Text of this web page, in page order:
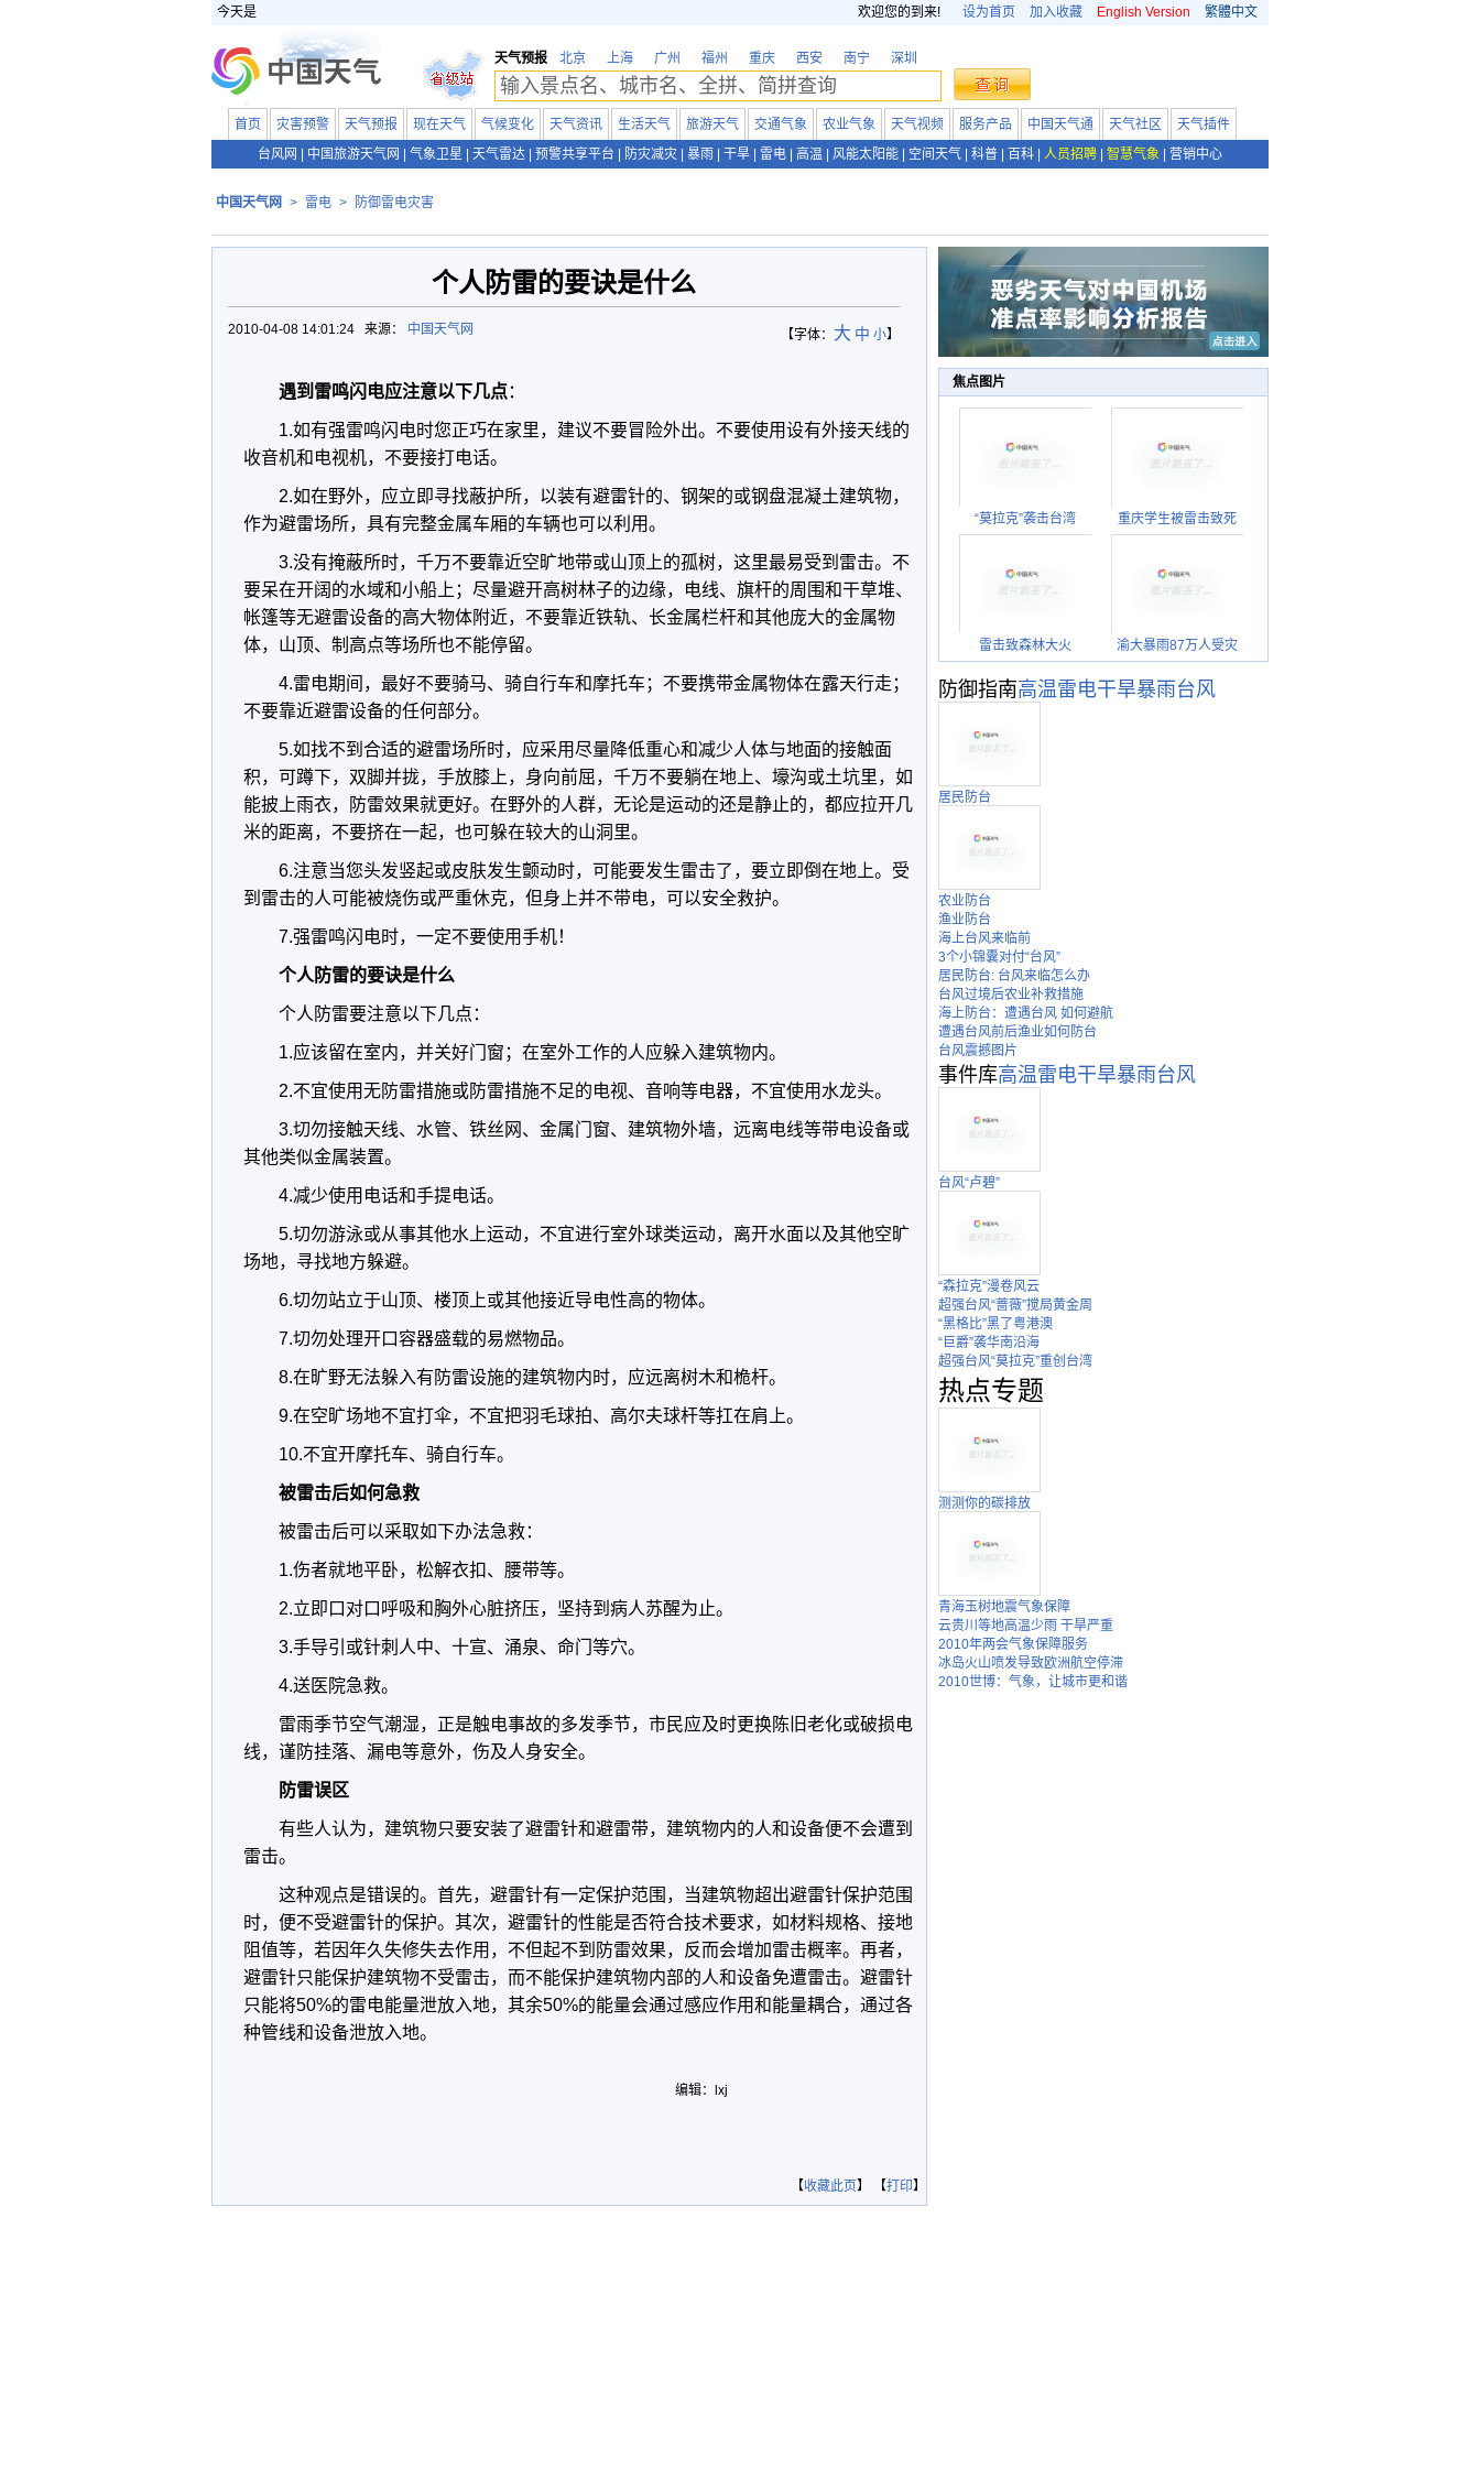
今天是 欢迎您的到来! 设为首页 加入收藏 English Version 繁體中文
天气预报 北京 上海 广州 福州 重庆 西安 南宁 深圳
首页 灾害预警 天气预报 现在天气 气候变化 天气资讯 生活天气 旅游天气 交通气象 农业气象 天气视频 服务产品 中国天气通 天气社区
天气插件
台风网
中国旅游天气网 气象卫星 天气雷达 预警共享平台 防灾减灾 暴雨 干旱 雷电 高温 风能太阳能 空间天气 科普 百科 人员招聘 智慧气象 营销中心
中国天气网 > 雷电 > 防御雷电灾害
个人防雷的要诀是什么
【字体： 大 中 小】
2010-04-08 14:01:24 来源： 中国天气网
遇到雷鸣闪电应注意以下几点：
1.如有强雷鸣闪电时您正巧在家里，建议不要冒险外出。不要使用设有外接天线的
收音机和电视机，不要接打电话。
2.如在野外，应立即寻找蔽护所，以装有避雷针的、钢架的或钢盘混凝土建筑物，
作为避雷场所，具有完整金属车厢的车辆也可以利用。
3.没有掩蔽所时，千万不要靠近空旷地带或山顶上的孤树，这里最易受到雷击。不
要呆在开阔的水域和小船上；尽量避开高树林子的边缘，电线、旗杆的周围和干草堆、
帐篷等无避雷设备的高大物体附近，不要靠近铁轨、长金属栏杆和其他庞大的金属物
体，山顶、制高点等场所也不能停留。
4.雷电期间，最好不要骑马、骑自行车和摩托车；不要携带金属物体在露天行走；
不要靠近避雷设备的任何部分。
5.如找不到合适的避雷场所时，应采用尽量降低重心和减少人体与地面的接触面
积，可蹲下，双脚并拢，手放膝上，身向前屈，千万不要躺在地上、壕沟或土坑里，如
能披上雨衣，防雷效果就更好。在野外的人群，无论是运动的还是静止的，都应拉开几
米的距离，不要挤在一起，也可躲在较大的山洞里。
6.注意当您头发竖起或皮肤发生颤动时，可能要发生雷击了，要立即倒在地上。受
到雷击的人可能被烧伤或严重休克，但身上并不带电，可以安全救护。
7.强雷鸣闪电时，一定不要使用手机！
个人防雷的要诀是什么
个人防雷要注意以下几点：
1.应该留在室内，并关好门窗；在室外工作的人应躲入建筑物内。
2.不宜使用无防雷措施或防雷措施不足的电视、音响等电器，不宜使用水龙头。
3.切勿接触天线、水管、铁丝网、金属门窗、建筑物外墙，远离电线等带电设备或
其他类似金属装置。
4.减少使用电话和手提电话。
5.切勿游泳或从事其他水上运动，不宜进行室外球类运动，离开水面以及其他空旷
场地，寻找地方躲避。
6.切勿站立于山顶、楼顶上或其他接近导电性高的物体。
7.切勿处理开口容器盛载的易燃物品。
8.在旷野无法躲入有防雷设施的建筑物内时，应远离树木和桅杆。
9.在空旷场地不宜打伞，不宜把羽毛球拍、高尔夫球杆等扛在肩上。
10.不宜开摩托车、骑自行车。
被雷击后如何急救
被雷击后可以采取如下办法急救：
1.伤者就地平卧，松解衣扣、腰带等。
2.立即口对口呼吸和胸外心脏挤压，坚持到病人苏醒为止。
3.手导引或针刺人中、十宣、涌泉、命门等穴。
4.送医院急救。
雷雨季节空气潮湿，正是触电事故的多发季节，市民应及时更换陈旧老化或破损电
线，谨防挂落、漏电等意外，伤及人身安全。
防雷误区
有些人认为，建筑物只要安装了避雷针和避雷带，建筑物内的人和设备便不会遭到
雷击。
这种观点是错误的。首先，避雷针有一定保护范围，当建筑物超出避雷针保护范围
时，便不受避雷针的保护。其次，避雷针的性能是否符合技术要求，如材料规格、接地
阻值等，若因年久失修失去作用，不但起不到防雷效果，反而会增加雷击概率。再者，
避雷针只能保护建筑物不受雷击，而不能保护建筑物内部的人和设备免遭雷击。避雷针
只能将50%的雷电能量泄放入地，其余50%的能量会通过感应作用和能量耦合，通过各
种管线和设备泄放入地。
编辑：lxj
【收藏此页】 【打印】
焦点图片
“莫拉克”袭击台湾 重庆学生被雷击致死
雷击致森林大火 渝大暴雨87万人受灾
防御指南高温雷电干旱暴雨台风
居民防台
农业防台
渔业防台
海上台风来临前
3个小锦囊对付“台风”
居民防台: 台风来临怎么办
台风过境后农业补救措施
海上防台：遭遇台风 如何避航
遭遇台风前后渔业如何防台
台风震撼图片
事件库高温雷电干旱暴雨台风
台风“卢碧”
“森拉克”漫卷风云
超强台风“蔷薇”搅局黄金周
“黑格比”黑了粤港澳
“巨爵”袭华南沿海
超强台风“莫拉克”重创台湾
热点专题
测测你的碳排放
青海玉树地震气象保障
云贵川等地高温少雨 干旱严重
2010年两会气象保障服务
冰岛火山喷发导致欧洲航空停滞
2010世博：气象，让城市更和谐